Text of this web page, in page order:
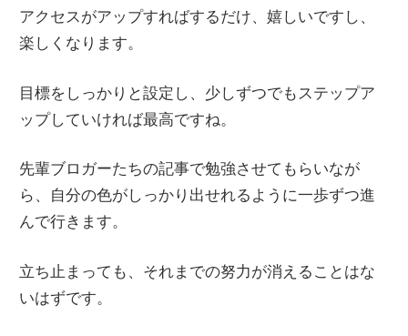
アクセスがアップすればするだけ、嬉しいですし、
楽しくなります。
目標をしっかりと設定し、少しずつでもステップア
ップしていければ最高ですね。
先輩ブロガーたちの記事で勉強させてもらいなが
ら、自分の色がしっかり出せれるように一歩ずつ進
んで行きます。
立ち止まっても、それまでの努力が消えることはな
いはずです。